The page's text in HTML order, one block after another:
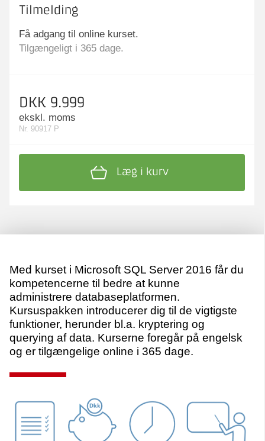
Tilmelding
Få adgang til online kurset.
Tilgængeligt i 365 dage.
DKK 9.999
ekskl. moms
Nr. 90917 P
Læg i kurv
Med kurset i Microsoft SQL Server 2016 får du
kompetencerne til bedre at kunne
administrere databaseplatformen.
Kursuspakken introducerer dig til de vigtigste
funktioner, herunder bl.a. kryptering og
querying af data. Kurserne foregår på engelsk
og er tilgængelige online i 365 dage.